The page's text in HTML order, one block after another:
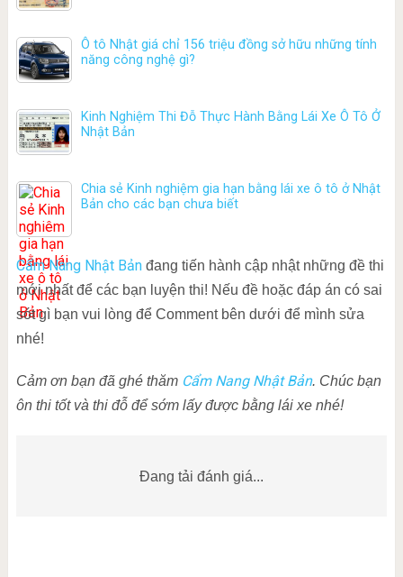
Ô tô Nhật giá chỉ 156 triệu đồng sở hữu những tính
năng công nghệ gì?
Kinh Nghiệm Thi Đỗ Thực Hành Bằng Lái Xe Ô Tô Ở
Nhật Bản
Chia sẻ Kinh nghiệm gia hạn bằng lái xe ô tô ở Nhật
Bản cho các bạn chưa biết
Cẩm Nang Nhật Bảnđang tiến hành cập nhật những đề thi
mới nhất để các bạn luyện thi! Nếu đề hoặc đáp án có sai
sót gì bạn vui lòng để Comment bên dưới để mình sửa
nhé!
Cảm ơn bạn đã ghé thăm Cẩm Nang Nhật Bản. Chúc bạn
ôn thi tốt và thi đỗ để sớm lấy được bằng lái xe nhé!
Đang tải đánh giá...